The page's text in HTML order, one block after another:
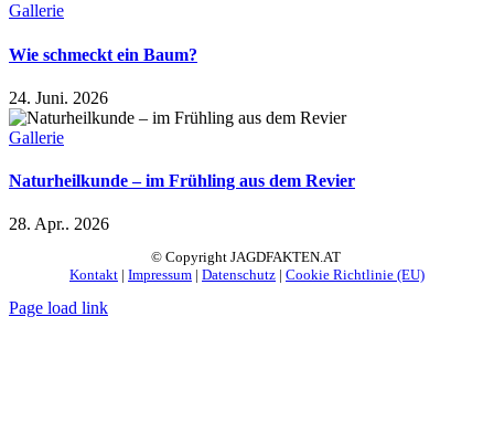
Gallerie
Wie schmeckt ein Baum?
24. Juni. 2026
Gallerie
Naturheilkunde – im Frühling aus dem Revier
28. Apr.. 2026
© Copyright JAGDFAKTEN.AT
Kontakt | Impressum | Datenschutz | Cookie Richtlinie (EU)
Page load link